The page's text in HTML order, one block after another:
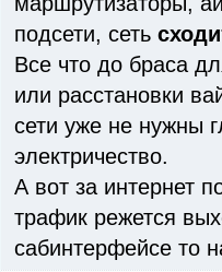
подсети, сеть
Все что до браса
или расстановки
сети уже не нужны
электричество.
А вот за интернет
трафик режется
сабинтерфейсе то